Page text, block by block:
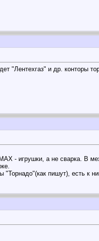
"Лентехгаз" и др. конторы
- игрушки, а не сварка. В
"Торнадо"(как пишут), есть к